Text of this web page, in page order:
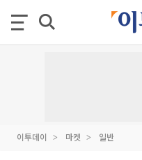
이투데이 마켓 일반